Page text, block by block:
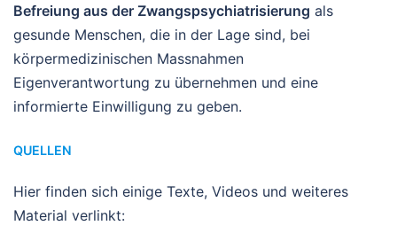
Befreiung aus der Zwangspsychiatrisierung als
gesunde Menschen, die in der Lage sind, bei
körpermedizinischen Massnahmen
Eigenverantwortung zu übernehmen und eine
informierte Einwilligung zu geben.
QUELLEN
Hier finden sich einige Texte, Videos und weiteres
Material verlinkt: